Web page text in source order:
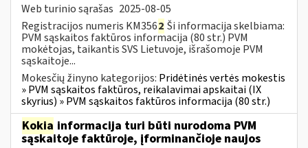
Web turinio sąrašas 2025-08-05
Registracijos numeris KM3562 Ši informacija skelbiama:
PVM sąskaitos faktūros informacija (80 str.) PVM
mokėtojas, taikantis SVS Lietuvoje, išrašomoje PVM
sąskaitoje...
Mokesčių žinyno kategorijos: Pridėtinės vertės mokestis
» PVM sąskaitos faktūros, reikalavimai apskaitai (IX
skyrius) » PVM sąskaitos faktūros informacija (80 str.)
Kokia informacija turi būti nurodoma PVM
sąskaitoje faktūroje, įforminančioje naujos